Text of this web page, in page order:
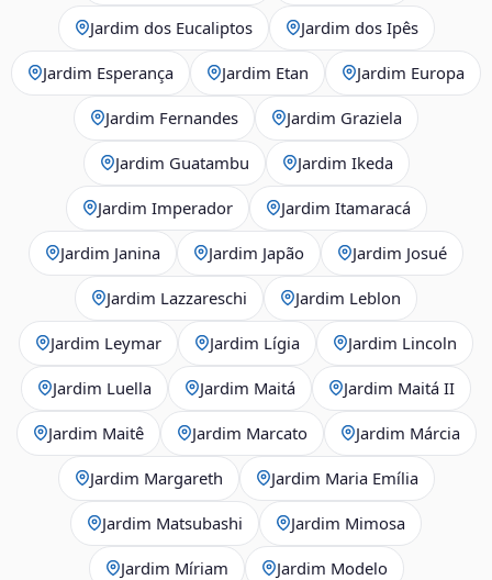
Jardim dos Eucaliptos Jardim dos Ipês
Jardim Esperança Jardim Etan Jardim Europa
Jardim Fernandes Jardim Graziela
Jardim Guatambu Jardim Ikeda
Jardim Imperador Jardim Itamaracá
Jardim Janina Jardim Japão Jardim Josué
Jardim Lazzareschi Jardim Leblon
Jardim Leymar Jardim Lígia Jardim Lincoln
Jardim Luella Jardim Maitá Jardim Maitá II
Jardim Maitê Jardim Marcato Jardim Márcia
Jardim Margareth Jardim Maria Emília
Jardim Matsubashi Jardim Mimosa
Jardim Míriam Jardim Modelo